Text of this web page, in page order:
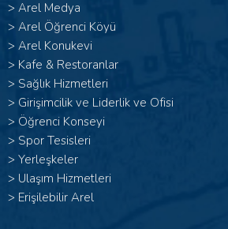
> Arel Medya
> Arel Öğrenci Köyü
> Arel Konukevi
> Kafe & Restoranlar
> Sağlık Hizmetleri
> Girişimcilik ve Liderlik ve Ofisi
> Öğrenci Konseyi
> Spor Tesisleri
> Yerleşkeler
> Ulaşım Hizmetleri
> Erişilebilir Arel